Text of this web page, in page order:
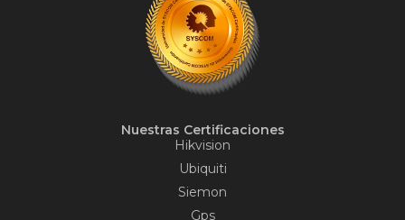
Nuestras Certificaciones
Hikvision
Ubiquiti
Siemon
Gps